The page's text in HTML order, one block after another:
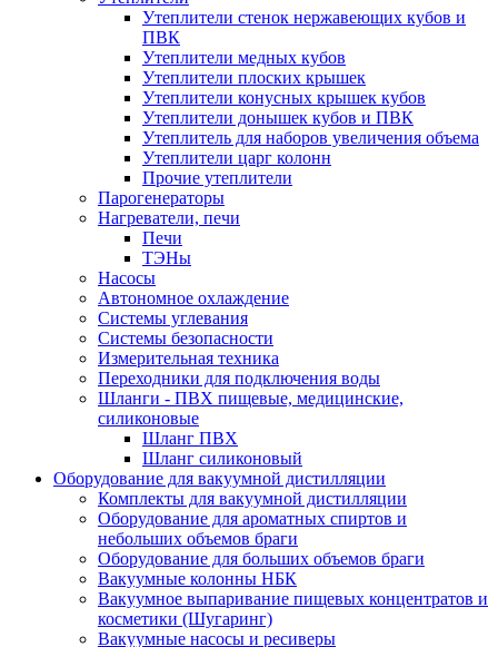
Утеплители стенок нержавеющих кубов и
ПВК
Утеплители медных кубов
Утеплители плоских крышек
Утеплители конусных крышек кубов
Утеплители донышек кубов и ПВК
Утеплитель для наборов увеличения объема
Утеплители царг колонн
Прочие утеплители
Парогенераторы
Нагреватели, печи
Печи
ТЭНы
Насосы
Автономное охлаждение
Системы углевания
Системы безопасности
Измерительная техника
Переходники для подключения воды
Шланги - ПВХ пищевые, медицинские,
силиконовые
Шланг ПВХ
Шланг силиконовый
Оборудование для вакуумной дистилляции
Комплекты для вакуумной дистилляции
Оборудование для ароматных спиртов и
небольших объемов браги
Оборудование для больших объемов браги
Вакуумные колонны НБК
Вакуумное выпаривание пищевых концентратов и
косметики (Шугаринг)
Вакуумные насосы и ресиверы